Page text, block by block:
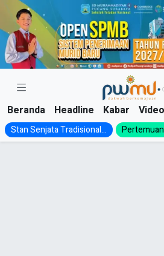
Skip
content
Beranda Headline Kabar Video
Stan Senjata Tradisional...